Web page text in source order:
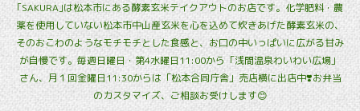
｢SAKURA｣は松本市にある酵素玄米テイクアウトのお店です。化学肥料・農
薬を使用していない松本市中山産玄米を心を込めて炊きあげた酵素玄米の、
そのおこわのようなモチモチとした食感と、お口の中いっぱいに広がる甘み
が自慢です。毎週日曜日・第4水曜日11:00から「浅間温泉わいわい広場」
さん、月１回金曜日11:30からは「松本合同庁舎」売店横に出店中❣️お弁当
のカスタマイズ、ご相談お受けします😊